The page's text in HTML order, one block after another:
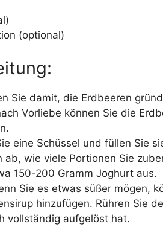
(optional)
Sie damit, die Erdbeeren
Vorliebe können Sie die
eine Schüssel und füllen Sie
wie viele Portionen Sie
150-200 Gramm Joghurt aus.
Sie es etwas süßer mögen,
hinzufügen. Rühren Sie
vollständig aufgelöst hat.